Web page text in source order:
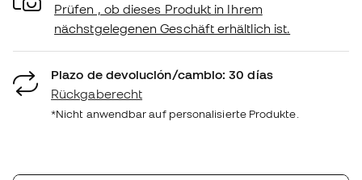
Prüfen , ob dieses Produkt in Ihrem
nächstgelegenen Geschäft erhältlich ist.
Plazo de devolución/cambio: 30 días
Rückgaberecht
*Nicht anwendbar auf personalisierte Produkte.